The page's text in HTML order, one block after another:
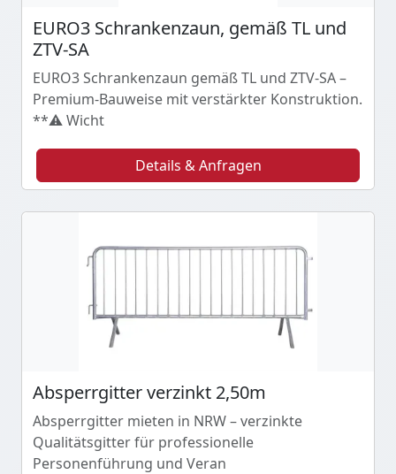
EURO3 Schrankenzaun, gemäß TL und
ZTV-SA
EURO3 Schrankenzaun gemäß TL und ZTV-SA –
Premium-Bauweise mit verstärkter Konstruktion.
**⚠️ Wicht
Details & Anfragen
Absperrgitter verzinkt 2,50m
Absperrgitter mieten in NRW – verzinkte
Qualitätsgitter für professionelle
Personenführung und Veran